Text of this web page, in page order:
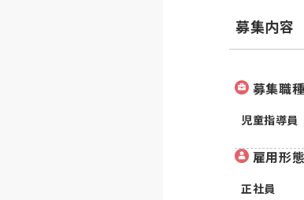
募集内容
募集職種
児童指導員
雇用形態
正社員